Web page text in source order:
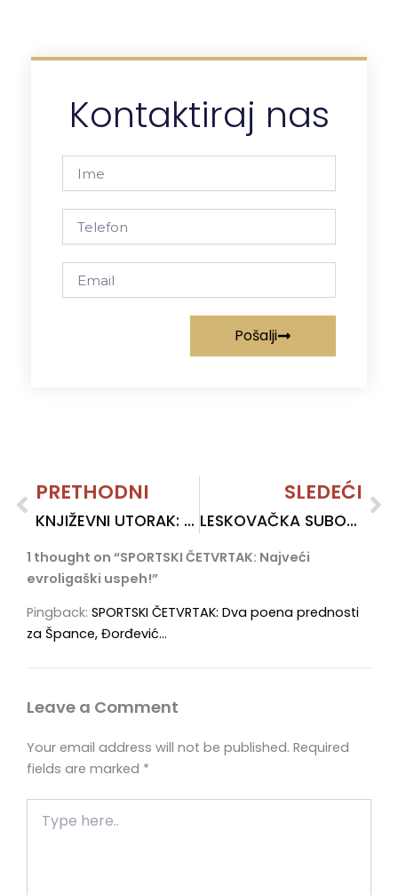
Kontaktiraj nas
Pošalji
Prev
PRETHODNI
KNJIŽEVNI UTORAK: „Veliki Inkvizitor“ kao poziv za čitanje Dostojevskog
SLEDEĆI
LESKOVAČKA SUBOTA: Priča o pokretanju tekstilne industrije!
1 thought on “SPORTSKI ČETVRTAK: Najveći
evroligaški uspeh!”
Pingback: SPORTSKI ČETVRTAK: Dva poena prednosti
za Špance, Đorđević…
Leave a Comment
Your email address will not be published. Required
fields are marked *
here..